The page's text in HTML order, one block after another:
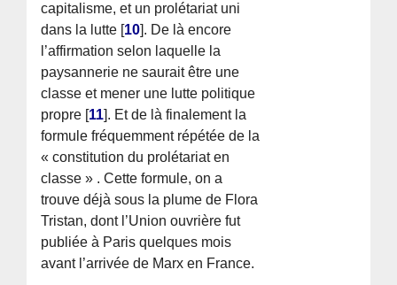
capitalisme, et un prolétariat uni
dans la lutte [10]. De là encore
l’affirmation selon laquelle la
paysannerie ne saurait être une
classe et mener une lutte politique
propre [11]. Et de là finalement la
formule fréquemment répétée de la
« constitution du prolétariat en
classe » . Cette formule, on a
trouve déjà sous la plume de Flora
Tristan, dont l’Union ouvrière fut
publiée à Paris quelques mois
avant l’arrivée de Marx en France.